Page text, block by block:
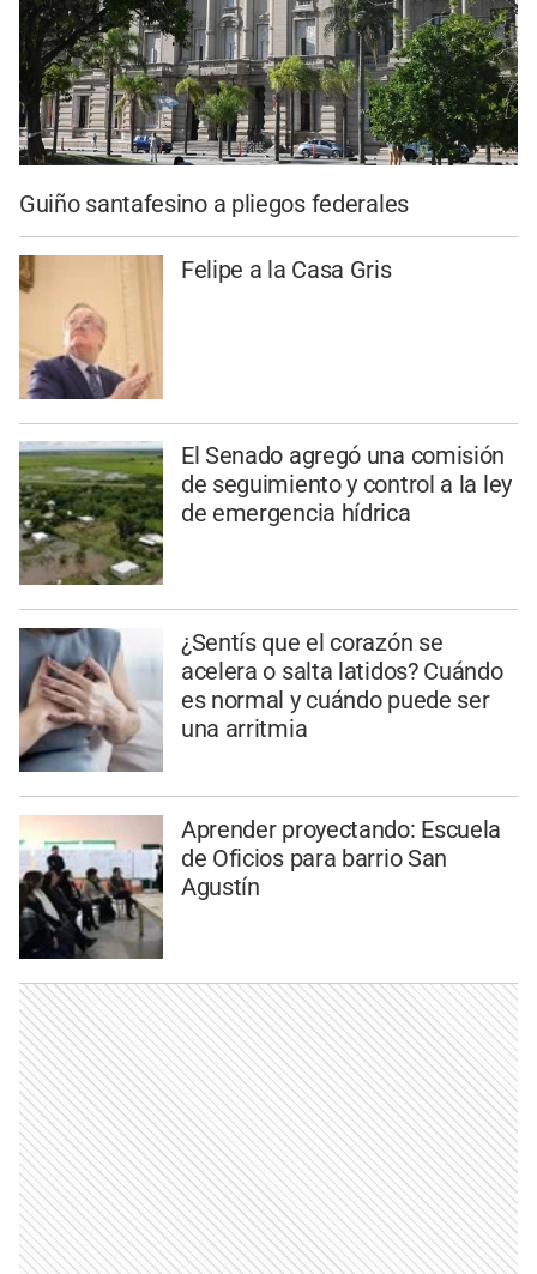
Guiño santafesino a pliegos federales
Felipe a la Casa Gris
El Senado agregó una comisión
de seguimiento y control a la ley
de emergencia hídrica
¿Sentís que el corazón se
acelera o salta latidos? Cuándo
es normal y cuándo puede ser
una arritmia
Aprender proyectando: Escuela
de Oficios para barrio San
Agustín